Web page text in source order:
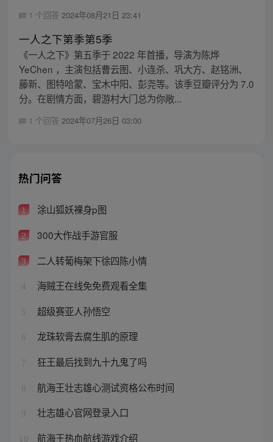
1 个回答 2024年08月21日 23:41
一人之下第季第5季
《一人之下》第五季于 2022 年首播，导演为陈烨
YeChen ，主演包括曹云图、小连杀、巩大方、赵铭洲、
藤新、图特哈蒙、宝木中阳、彭尧等。该季豆瓣评分为 7.0
分。在剧情方面，碧游村大门总为你敞...
1 个回答 2024年07月26日 03:00
热门问答
1 涂山狐妖裸身p图
2 300大作战手游官服
3 二人转葡梅架下徐四陈小情
4 海贼王在线免免费观看全集
5 超级赛亚人孙悟空
6 龙珠软膏去腐生肌的原理
7 狂王最后找到九十九鬼了吗
8 航海王壮志雄心测试资格公布时间
9 壮志雄心官网登录入口
10 航海王热血航线游戏介绍